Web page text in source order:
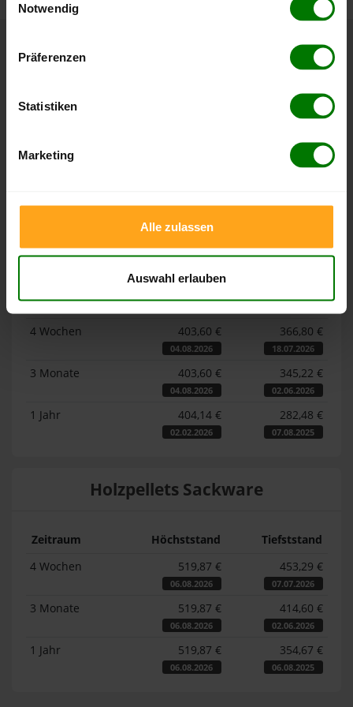
Notwendig
Präferenzen
Statistiken
Marketing
Alle zulassen
Auswahl erlauben
Höchst- und Tiefststände der
Pelletspreise für lose Holzpellets und Holzpellets
Sackware in Griesstätt
. Das dazugehörige Datum zeigt,
erreicht wurde.
Lose Holzpellets
Zeitraum Höchststand
Tiefststand
4 Wochen
403,60 €
04.08.2026
366,80 €
18.07.2026
3 Monate 403,60 €
04.08.2026
345,22 €
02.06.2026
1 Jahr 404,14 €
02.02.2026
282,48 €
07.08.2025
Holzpellets Sackware
Zeitraum Höchststand
Tiefststand
4 Wochen
519,87 €
06.08.2026
453,29 €
07.07.2026
3 Monate 519,87 €
06.08.2026
414,60 €
02.06.2026
1 Jahr 519,87 €
06.08.2026
354,67 €
06.08.2025